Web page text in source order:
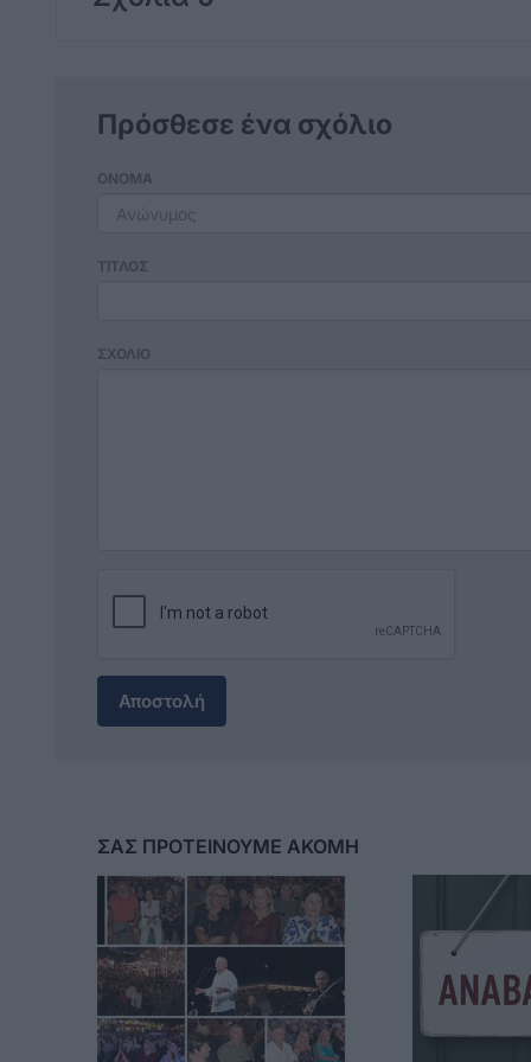
Πρόσθεσε ένα σχόλιο
ΟΝΟΜΑ
ΤΙΤΛΟΣ
ΣΧΟΛΙΟ
Αποστολή
ΣΑΣ ΠΡΟΤΕΙΝΟΥΜΕ ΑΚΟΜΗ